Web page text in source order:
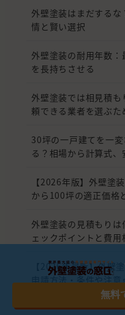
外壁塗装はまだする
情と賢い選択
外壁塗装の耐用年数
を長持ちさせる
外壁塗装では相見積
頼できる業者を選ぶた
30坪の一戸建てを一
る？相場から計算式
【2026年版】外壁塗
から100坪の適正価格
外壁塗装の見積もり
ェックポイントと費用
【2026年最新】外壁
申請方法・条件や注意
無料